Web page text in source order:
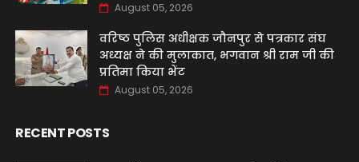
August 05, 2026
वरिष्ठ पुलिस अधीक्षक जौनपुर से पत्रकार संघ
अध्यक्ष ने की मुलाकात, भगवान श्री राम जी की
प्रतिमा किया भेंट
August 05, 2026
RECENT POSTS